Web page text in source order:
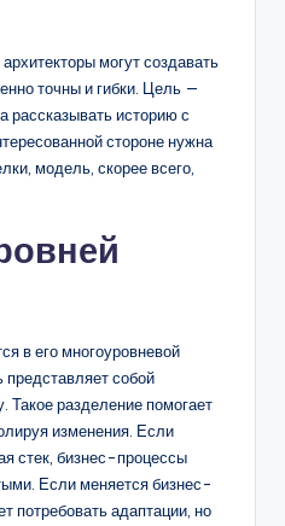
могут создавать
точны и гибки. Цель —
рассказывать историю с
стороне нужна
модель, скорее всего,
в его многоуровневой
представляет собой
Такое разделение помогает
изменения. Если
стек, бизнес-процессы
Если меняется бизнес-
потребовать адаптации, но